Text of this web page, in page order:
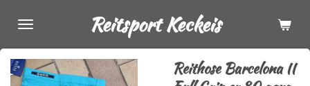
Hauptinhalt
springen
Reitsport Keckeis
Reithose Barcelona II